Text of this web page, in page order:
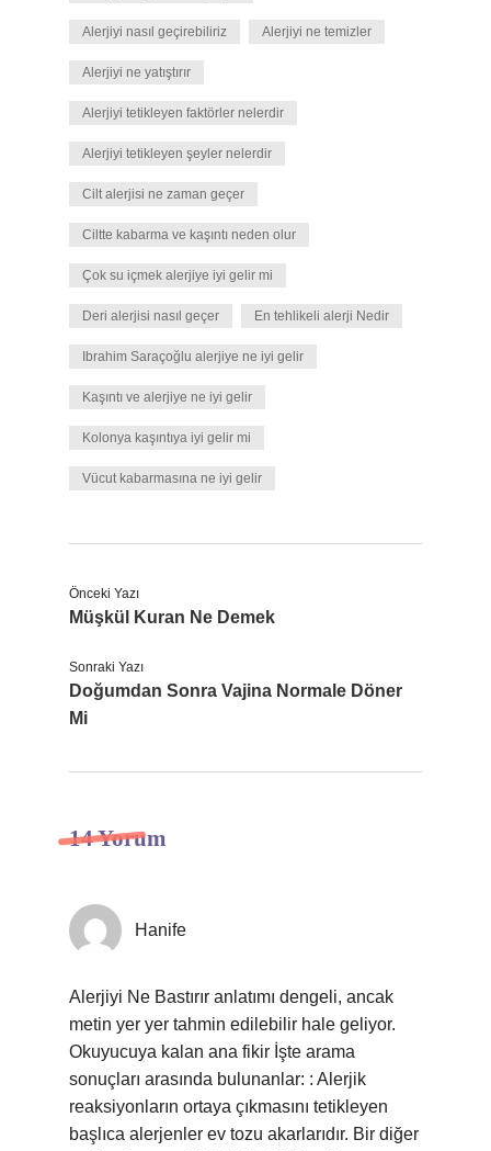
Alerjiyi nasıl geçirebiliriz Alerjiyi ne temizler
Alerjiyi ne yatıştırır
Alerjiyi tetikleyen faktörler nelerdir
Alerjiyi tetikleyen şeyler nelerdir
Cilt alerjisi ne zaman geçer
Ciltte kabarma ve kaşıntı neden olur
Çok su içmek alerjiye iyi gelir mi
Deri alerjisi nasıl geçer En tehlikeli alerji Nedir
Ibrahim Saraçoğlu alerjiye ne iyi gelir
Kaşıntı ve alerjiye ne iyi gelir
Kolonya kaşıntıya iyi gelir mi
Vücut kabarmasına ne iyi gelir
Önceki Yazı
Müşkül Kuran Ne Demek
Sonraki Yazı
Doğumdan Sonra Vajina Normale Döner
Mi
14 Yorum
Hanife
Alerjiyi Ne Bastırır anlatımı dengeli, ancak
metin yer yer tahmin edilebilir hale geliyor.
Okuyucuya kalan ana fikir İşte arama
sonuçları arasında bulunanlar: : Alerjik
reaksiyonların ortaya çıkmasını tetikleyen
başlıca alerjenler ev tozu akarlarıdır. Bir diğer